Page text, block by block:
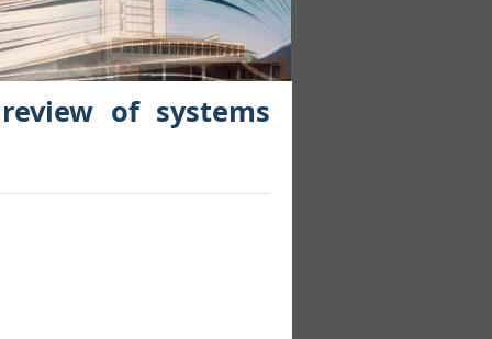
of systems